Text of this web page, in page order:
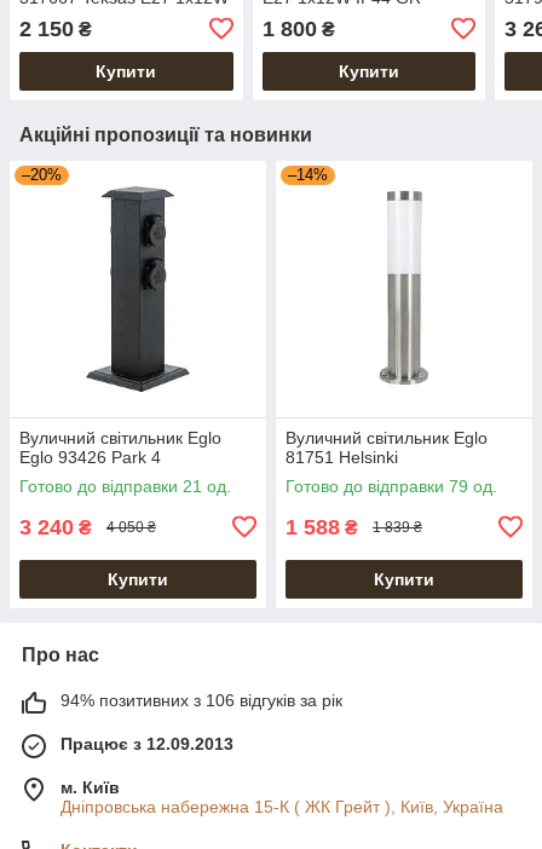
2 150 ₴
Купити
1 800₴
Купити
3
Акційні пропозиції та новинки
–20%
Вуличний світильник Eglo
Eglo 93426 Park 4
Готово до відправки 21 од.
3 240 ₴ 4 050 ₴
Купити
–14%
Вуличний світильник Eglo
81751 Helsinki
Готово до відправки 79 од.
1 588 ₴ 1 839 ₴
Купити
Про нас
94% позитивних з 106 відгуків за рік
Працює з 12.09.2013
м. Київ
Дніпровська набережна 15-К ( ЖК Грейт ), Київ, Україна